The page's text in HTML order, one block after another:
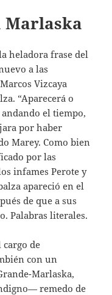
Marlaska
heladora frase del
a las
Vizcaya
“Aparecerá o
el tiempo,
por haber
Marey. Como bien
por las
infames Perote y
apareció en el
de que a sus
Palabras literales.
cargo de
con un
Marlaska,
remedo de